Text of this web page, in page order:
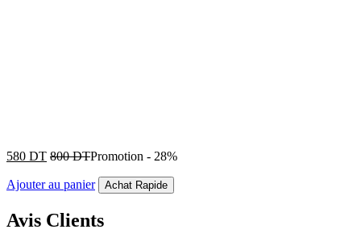
580 DT 800DTPromotion - 28%
Ajouter au panier Achat Rapide
Avis Clients